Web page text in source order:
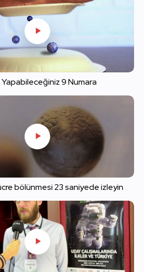
9 Numara
bölünmesi 23 saniyede izleyin